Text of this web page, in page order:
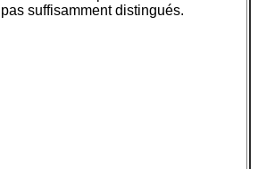
pas suffisamment distingués.